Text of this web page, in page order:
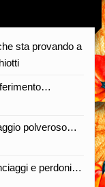
sta provando a
polveroso…
e perdoni…